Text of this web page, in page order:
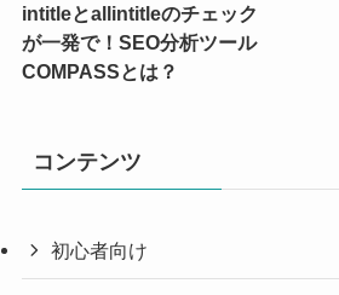
intitleとallintitleのチェック
が一発で！SEO分析ツール
COMPASSとは？
コンテンツ
初心者向け